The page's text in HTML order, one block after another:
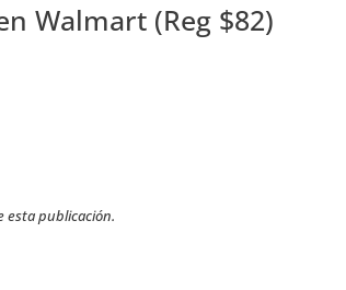
Walmart (Reg $82)
esta publicación.